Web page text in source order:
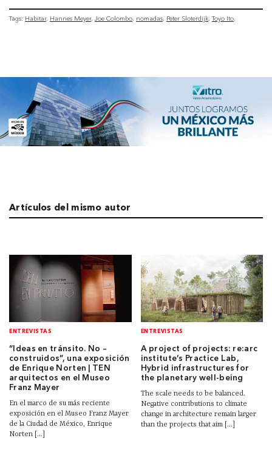
Tags: Habitar Hannes Meyer Joe Colombo nomadas Peter Sloterdijk Toyo Ito
Artículos del mismo autor
ENTREVISTAS
“Ideas en tránsito. No –
construidos”, una exposición
de Enrique Norten | TEN
arquitectos en el Museo
Franz Mayer
En el marco de su más reciente
exposición en el Museo Franz Mayer
de la Ciudad de México, Enrique
Norten [...]
ENTREVISTAS
A project of projects: re:arc
institute’s Practice Lab,
Hybrid infrastructures for
the planetary well-being
The scale needs to be balanced.
Negative contributions to climate
change in architecture remain larger
than the projects that aim [...]